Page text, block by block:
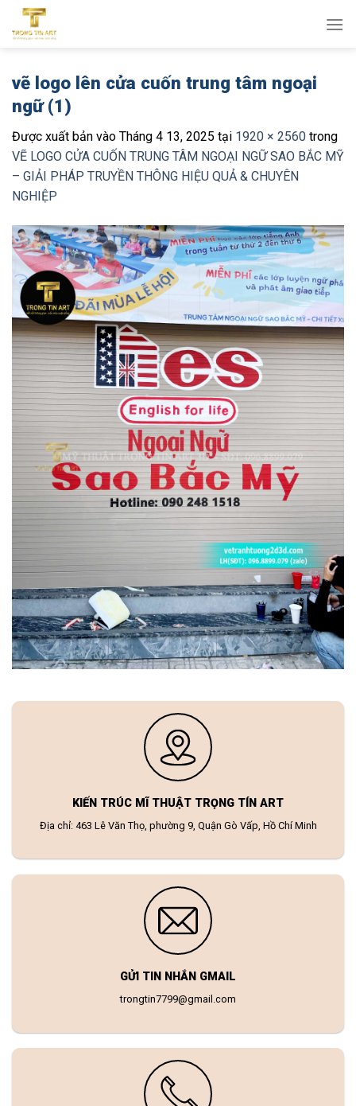
qua
vẽ logo lên cửa cuốn trung tâm ngoại
ngữ (1)
Được xuất bản vào Tháng 4 13, 2025 tại 1920 × 2560 trong
VẼ LOGO CỬA CUỐN TRUNG TÂM NGOẠI NGỮ SAO BẮC MỸ
– GIẢI PHÁP TRUYỀN THÔNG HIỆU QUẢ & CHUYÊN
NGHIỆP
KIẾN TRÚC MĨ THUẬT TRỌNG TÍN ART
Địa chỉ: 463 Lê Văn Thọ, phường 9, Quận Gò Vấp, Hồ Chí Minh
GỬI TIN NHẮN GMAIL
trongtin7799@gmail.com